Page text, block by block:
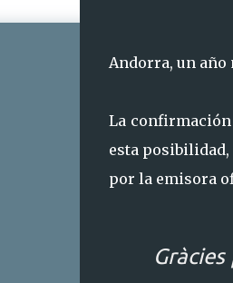
Andorra, un
La
esta
por la emisora